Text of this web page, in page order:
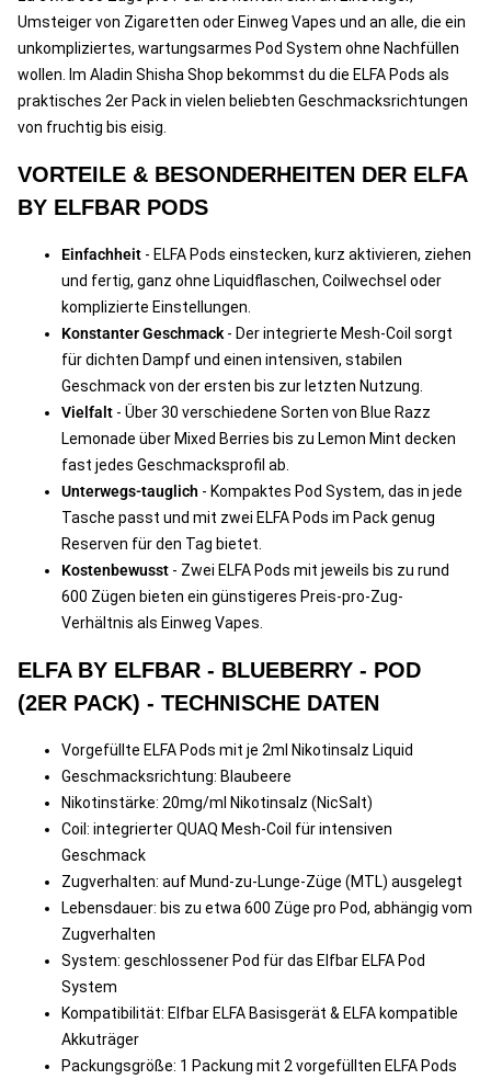
Umsteiger von Zigaretten oder Einweg Vapes und an alle, die ein
unkompliziertes, wartungsarmes Pod System ohne Nachfüllen
wollen. Im Aladin Shisha Shop bekommst du die ELFA Pods als
praktisches 2er Pack in vielen beliebten Geschmacksrichtungen
von fruchtig bis eisig.
VORTEILE & BESONDERHEITEN DER ELFA
BY ELFBAR PODS
Einfachheit - ELFA Pods einstecken, kurz aktivieren, ziehen
und fertig, ganz ohne Liquidflaschen, Coilwechsel oder
komplizierte Einstellungen.
Konstanter Geschmack - Der integrierte Mesh-Coil sorgt
für dichten Dampf und einen intensiven, stabilen
Geschmack von der ersten bis zur letzten Nutzung.
Vielfalt - Über 30 verschiedene Sorten von Blue Razz
Lemonade über Mixed Berries bis zu Lemon Mint decken
fast jedes Geschmacksprofil ab.
Unterwegs-tauglich - Kompaktes Pod System, das in jede
Tasche passt und mit zwei ELFA Pods im Pack genug
Reserven für den Tag bietet.
Kostenbewusst - Zwei ELFA Pods mit jeweils bis zu rund
600 Zügen bieten ein günstigeres Preis-pro-Zug-
Verhältnis als Einweg Vapes.
ELFA BY ELFBAR - BLUEBERRY - POD
(2ER PACK) - TECHNISCHE DATEN
Vorgefüllte ELFA Pods mit je 2ml Nikotinsalz Liquid
Geschmacksrichtung: Blaubeere
Nikotinstärke: 20mg/ml Nikotinsalz (NicSalt)
Coil: integrierter QUAQ Mesh-Coil für intensiven
Geschmack
Zugverhalten: auf Mund-zu-Lunge-Züge (MTL) ausgelegt
Lebensdauer: bis zu etwa 600 Züge pro Pod, abhängig vom
Zugverhalten
System: geschlossener Pod für das Elfbar ELFA Pod
System
Kompatibilität: Elfbar ELFA Basisgerät & ELFA kompatible
Akkuträger
Packungsgröße: 1 Packung mit 2 vorgefüllten ELFA Pods